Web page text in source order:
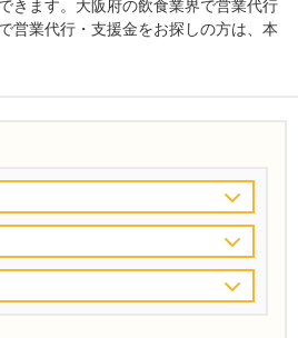
きます。大阪府の飲食業界で営業代行
営業代行・支援金をお探しの方は、本